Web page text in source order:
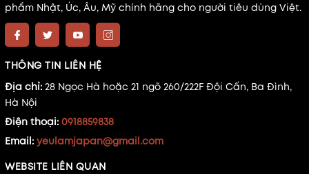
phẩm Nhật, Úc, Âu, Mỹ chính hãng cho người tiêu dùng Việt.
THÔNG TIN LIÊN HỆ
Địa chỉ: 28 Ngọc Hà hoặc 21 ngõ 260/222F Đội Cấn, Ba Đình,
Hà Nội
Điện thoại: 0918859838
Email: yeulamjapan@gmail.com
WEBSITE LIÊN QUAN